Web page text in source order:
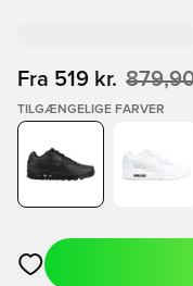
Fra 519 kr.
TILGÆNGELIGE FARVER
Åbner en Modal til at